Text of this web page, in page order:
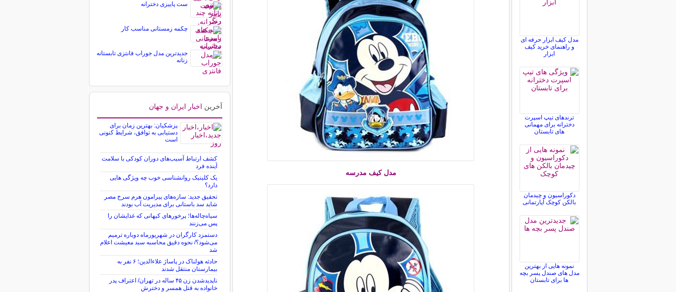
مدل کیف مدرسه
مدل کیف ابزار حرفه ای
و راهنمای خرید کیف
ابزار
ترندهای تیپ اسپرت
دخترانه برای مهمانی
های تابستان
دکوراسیون و چیدمان
بالکن کوچک آپارتمانی
نمونه هایی از بهترین
مدل های صندل پسر بچه
ها برای تابستان
ست پاییزی دخترانه
چکمه زمستانی مناسب کار
جدیدترین مدل جوراب فانتزی تابستانه
زنانه
آخرین اخبار ایران و جهان
پزشکیان: بهترین زمان برای
دستیابی به توافق، شرایط کنونی
است
کشف ارتباط آسیب‌های دوران کودکی با سلامت
آینده فرد
یک کلینیک روانشناسی خوب چه ویژگی هایی
دارد؟
تحقیق جدید: سازه‌های پیرامون هرم سرخ مصر
شاید سد باستانی برای مدیریت آب بودند
سیاه‌چاله‌ها؛ پرخورهای کیهانی که غذایشان را
پس می‌زنند
دستمزد کارگران در شهریورماه دوباره ترمیم
می‌شود؟/ نحوه دقیق محاسبه سبد معیشت اعلام
شد
حادثه هولناک در پاساژ علاءالدین؛ ۶ نفر به
بیمارستان منتقل شدند
ناپدیدشدن زن ۴۵ ساله در تهران/ اعتراف پدر
خانواده به قتل همسر و دخترش